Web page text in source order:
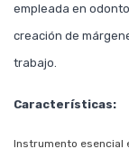
empleada en
creación de
trabajo.
Características:
Instrumento esencial